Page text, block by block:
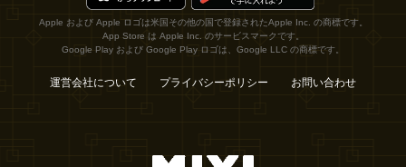
Apple および Apple ロゴは米国その他の国で登録されたApple Inc. の商標です。
App Store は Apple Inc. のサービスマークです。
Google Play および Google Play ロゴは、Google LLC の商標です。
運営会社について プライバシーポリシー お問い合わせ